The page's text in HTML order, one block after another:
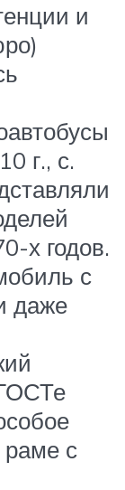
и
г., с.
х годов.
с
даже
с